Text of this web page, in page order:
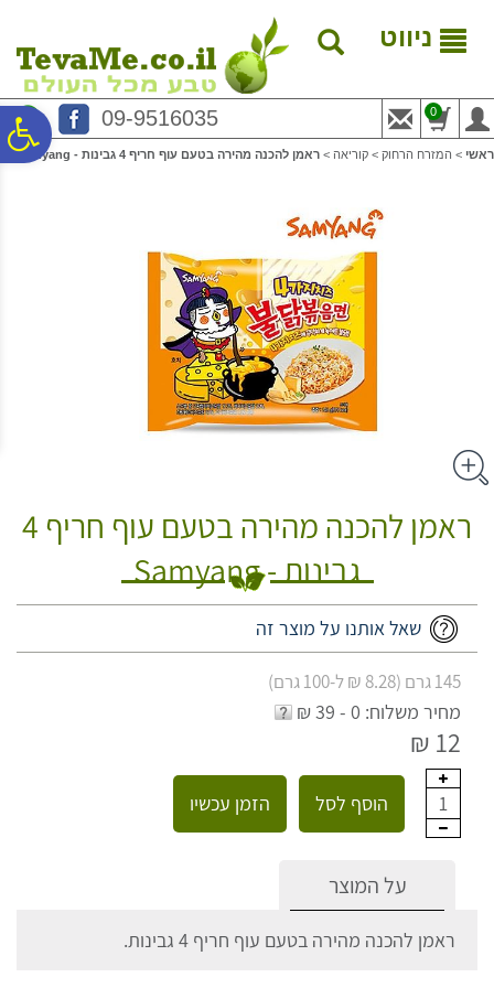
נגישות
המרכזי
ניווט
09-9516035 0
ראשי > המזרח הרחוק > קוריאה > ראמן להכנה מהירה בטעם עוף חריף 4 גבינות - Samyang
ראמן להכנה מהירה בטעם עוף חריף 4
גבינות - Samyang
שאל אותנו על מוצר זה
145 גרם (8.28 ₪ ל-100 גרם)
מחיר משלוח: 0 - 39 ₪
12 ₪
1 הוסף לסל הזמן עכשיו
על המוצר
ראמן להכנה מהירה בטעם עוף חריף 4 גבינות.